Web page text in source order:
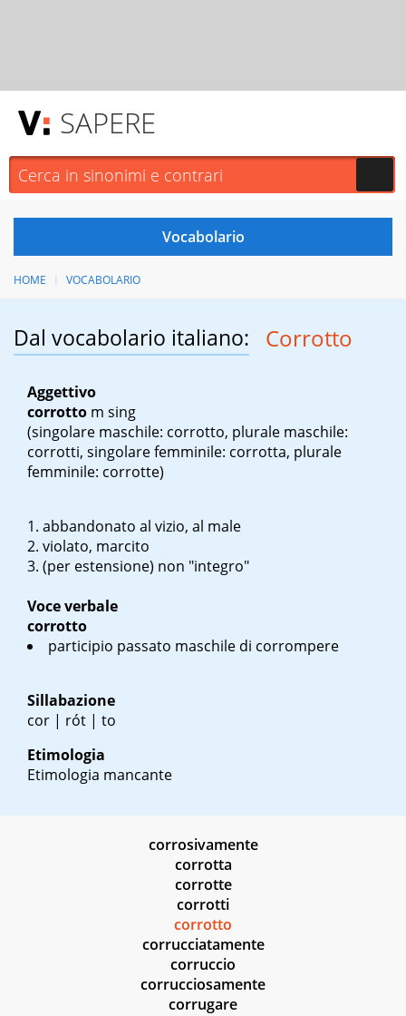
SAPERE
HOME VOCABOLARIO
Dal vocabolario italiano: Corrotto
Aggettivo
corrotto m sing
(singolare maschile: corrotto, plurale maschile:
corrotti, singolare femminile: corrotta, plurale
femminile: corrotte)
abbandonato al vizio, al male
violato, marcito
(per estensione) non "integro"
Voce verbale
corrotto
participio passato maschile di corrompere
Sillabazione
cor | rót | to
Etimologia
Etimologia mancante
corrosivamente
corrotta
corrotte
corrotti
corrotto
corrucciatamente
corruccio
corrucciosamente
corrugare